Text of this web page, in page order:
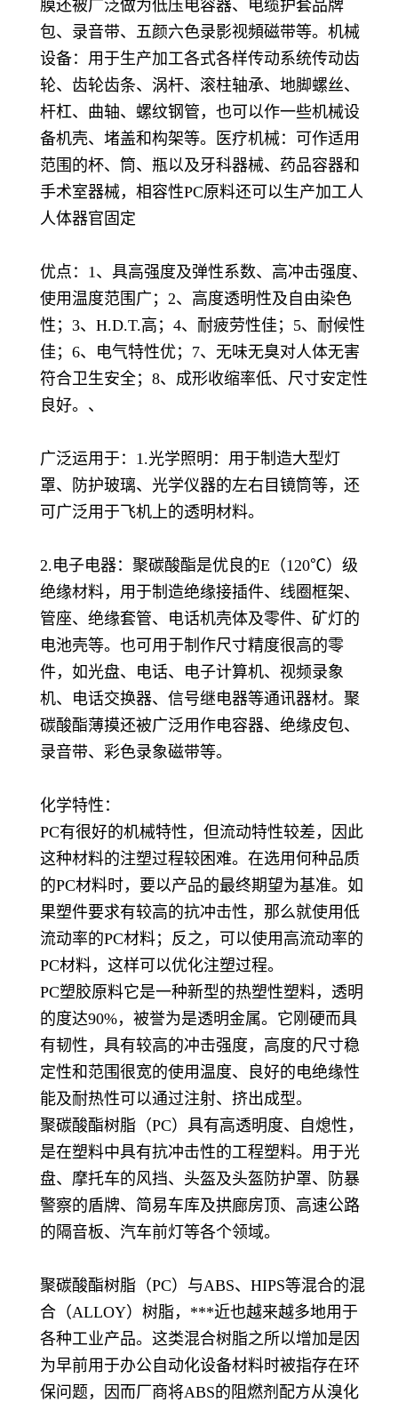
膜还被广泛做为低压电容器、电缆护套品牌
包、录音带、五颜六色录影视頻磁带等。机械
设备：用于生产加工各式各样传动系统传动齿
轮、齿轮齿条、涡杆、滚柱轴承、地脚螺丝、
杆杠、曲轴、螺纹钢管，也可以作一些机械设
备机壳、堵盖和构架等。医疗机械：可作适用
范围的杯、筒、瓶以及牙科器械、药品容器和
手术室器械，相容性PC原料还可以生产加工人
人体器官固定
优点：1、具高强度及弹性系数、高冲击强度、
使用温度范围广；2、高度透明性及自由染色
性；3、H.D.T.高；4、耐疲劳性佳；5、耐候性
佳；6、电气特性优；7、无味无臭对人体无害
符合卫生安全；8、成形收缩率低、尺寸安定性
良好。、
广泛运用于：1.光学照明：用于制造大型灯
罩、防护玻璃、光学仪器的左右目镜筒等，还
可广泛用于飞机上的透明材料。
2.电子电器：聚碳酸酯是优良的E（120℃）级
绝缘材料，用于制造绝缘接插件、线圈框架、
管座、绝缘套管、电话机壳体及零件、矿灯的
电池壳等。也可用于制作尺寸精度很高的零
件，如光盘、电话、电子计算机、视频录象
机、电话交换器、信号继电器等通讯器材。聚
碳酸酯薄摸还被广泛用作电容器、绝缘皮包、
录音带、彩色录象磁带等。
化学特性：
PC有很好的机械特性，但流动特性较差，因此
这种材料的注塑过程较困难。在选用何种品质
的PC材料时，要以产品的最终期望为基准。如
果塑件要求有较高的抗冲击性，那么就使用低
流动率的PC材料；反之，可以使用高流动率的
PC材料，这样可以优化注塑过程。
PC塑胶原料它是一种新型的热塑性塑料，透明
的度达90%，被誉为是透明金属。它刚硬而具
有韧性，具有较高的冲击强度，高度的尺寸稳
定性和范围很宽的使用温度、良好的电绝缘性
能及耐热性可以通过注射、挤出成型。
聚碳酸酯树脂（PC）具有高透明度、自熄性，
是在塑料中具有抗冲击性的工程塑料。用于光
盘、摩托车的风挡、头盔及头盔防护罩、防暴
警察的盾牌、简易车库及拱廊房顶、高速公路
的隔音板、汽车前灯等各个领域。
聚碳酸酯树脂（PC）与ABS、HIPS等混合的混
合（ALLOY）树脂，***近也越来越多地用于
各种工业产品。这类混合树脂之所以增加是因
为早前用于办公自动化设备材料时被指存在环
保问题，因而厂商将ABS的阻燃剂配方从溴化